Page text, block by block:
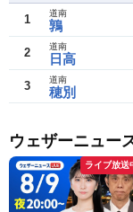
1 鶉
道南
2 日高
道南
3 穂別
道南
ウェザーニュー
ライブ放送